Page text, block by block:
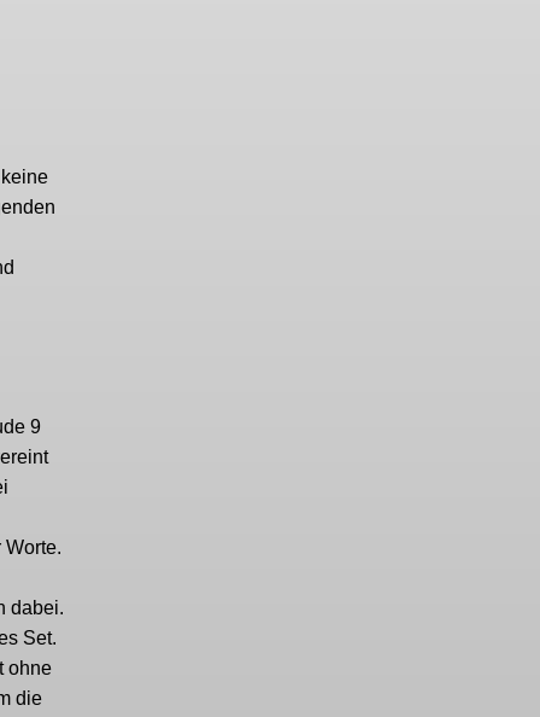
9
dabei.
Set.
ohne
die